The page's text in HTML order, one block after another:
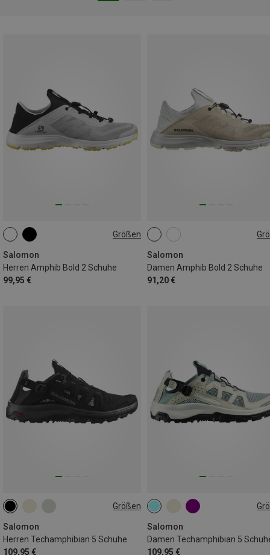
Größen
Salomon
Herren Amphib Bold 2 Schuhe
99,95 €
41|41.5
Salomon
Damen Amphib Bold 2 Schuhe
91,20 €
Größen
Salomon
Herren Techamphibian 5 Schuhe
109,95 €
43|43.5 44 46.5|47
Salomon
Damen Techamphibian 5
109,95 €